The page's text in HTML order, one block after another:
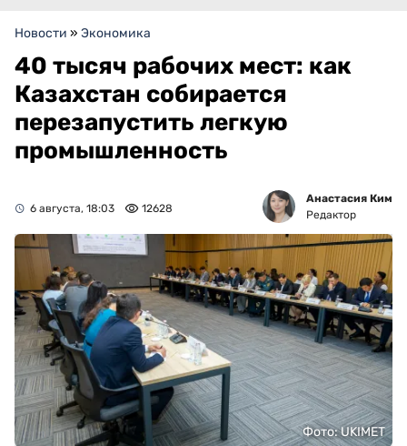
Новости » Экономика
40 тысяч рабочих мест: как
Казахстан собирается
перезапустить легкую
промышленность
6 августа, 18:03 12628
Анастасия Ким
Редактор
Фото: UKIMET